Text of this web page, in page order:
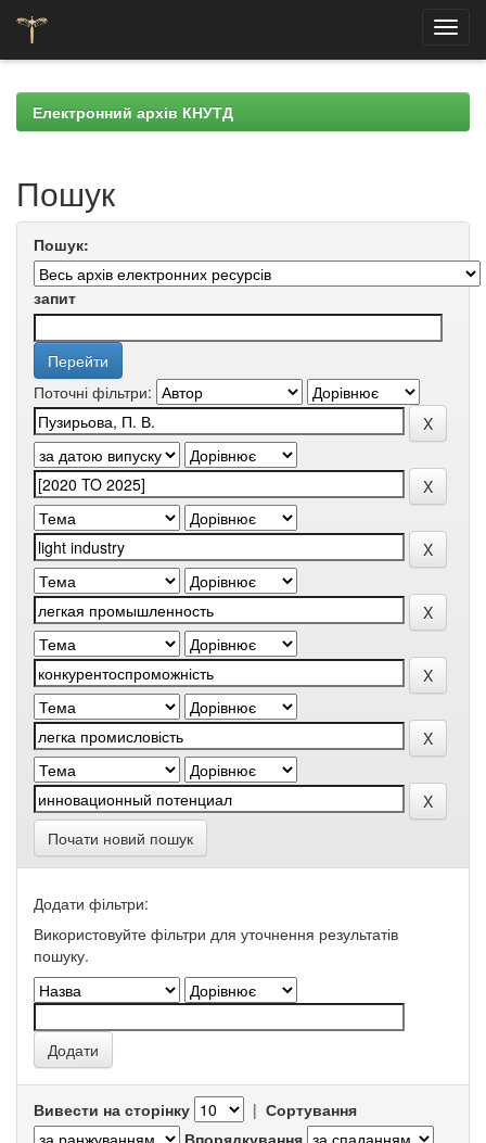
navigationЕлектронний архів КНУТД
Пошук
Пошук:
запит
Поточні фільтри:
Почати новий пошук
Додати фільтри:
Використовуйте фільтри для уточнення результатів
пошуку.
Вивести на сторінку | Сортування
Впорядкування